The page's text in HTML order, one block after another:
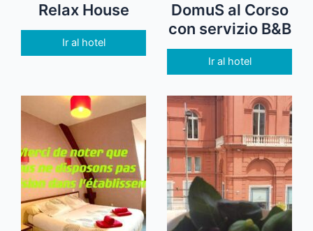
Relax House
Ir al hotel
DomuS al Corso
con servizio B&B
Ir al hotel